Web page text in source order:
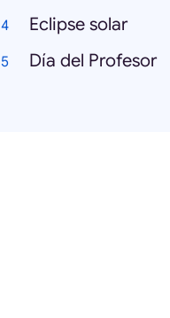
Eclipse solar
Día del Profesor